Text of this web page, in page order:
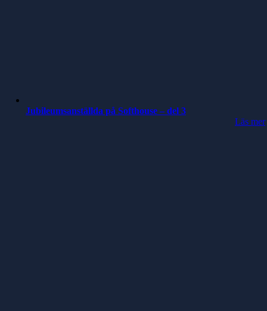
Jubileumsanställda på Softhouse – del 3
Läs mer